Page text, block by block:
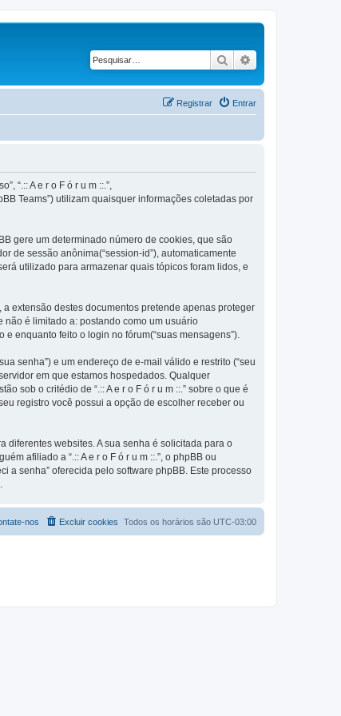
Pesquisar
Entrar
Registrar
“.:: A e r o F ó r u m ::.”,
Teams”) utilizam quaisquer informações coletadas por
gere um determinado número de cookies, que são
de sessão anônima(“session-id”), automaticamente
utilizado para armazenar quais tópicos foram lidos, e
a extensão destes documentos pretende apenas proteger
não é limitado a: postando como um usuário
e enquanto feito o login no fórum(“suas mensagens”).
senha”) e um endereço de e-mail válido e restrito (“seu
em que estamos hospedados. Qualquer
sob o critédio de “.:: A e r o F ó r u m ::.” sobre o que é
registro você possui a opção de escolher receber ou
diferentes websites. A sua senha é solicitada para o
afiliado a “.:: A e r o F ó r u m ::.”, o phpBB ou
a senha” oferecida pelo software phpBB. Este processo
Todos os horários são UTC-03:00
Excluir cookies
nos